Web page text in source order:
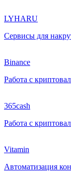
LYHARU
Сервисы для
Binance
Работа с
365cash
Работа с
Vitamin
Автоматизация